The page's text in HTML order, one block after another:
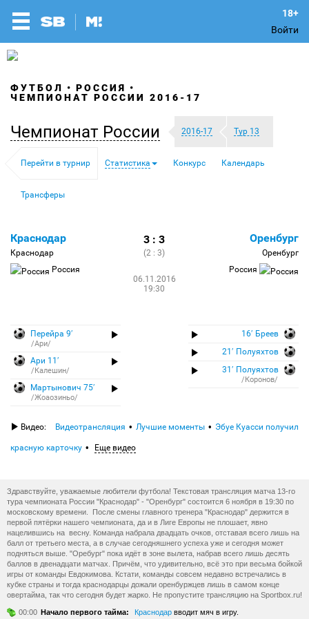
Войти
ФУТБОЛ
РОССИЯ
ЧЕМПИОНАТ РОССИИ 2016-17
Чемпионат России 2016-17 Тур 13
Перейти в турнир Статистика Конкурс Календарь
Трансферы
Краснодар
Краснодар
Россия
3 : 3
(2 : 3)
06.11.2016
19:30
Оренбург
Оренбург
Россия
Перейра 9′
/Ари/
Ари 11′
/Калешин/
Мартынович 75′
/Жоаозиньо/
16′ Бреев
21′ Полуяхтов
31′ Полуяхтов
/Коронов/
Видео: Видеотрансляция Лучшие моменты Эбуе Куасси получил
красную карточку Еще видео
Здравствуйте, уважаемые любители футбола! Текстовая трансляция матча 13-го
тура чемпионата России "Краснодар" - "Оренбург" состоится 6 ноября в 19:30 по
московскому времени. После смены главного тренера "Краснодар" держится в
первой пятёрки нашего чемпионата, да и в Лиге Европы не плошает, явно
нацелившись на весну. Команда набрала двадцать очков, отставая всего лишь на
балл от третьего места, а в случае сегодняшнего успеха уже и сегодня может
подняться выше. "Оребург" пока идёт в зоне вылета, набрав всего лишь десять
баллов в двенадцати матчах. Причём, что удивительно, всё это при весьма бойкой
игры от команды Евдокимова. Кстати, команды совсем недавно встречались в
кубке страны и тогда краснодарцы дожали оренбуржцев лишь в самом конце
овертайма, так что сегодня будет жарко. Не пропустите трансляцию на Sportbox.ru!
00:00 Начало первого тайма: Краснодар вводит мяч в игру.